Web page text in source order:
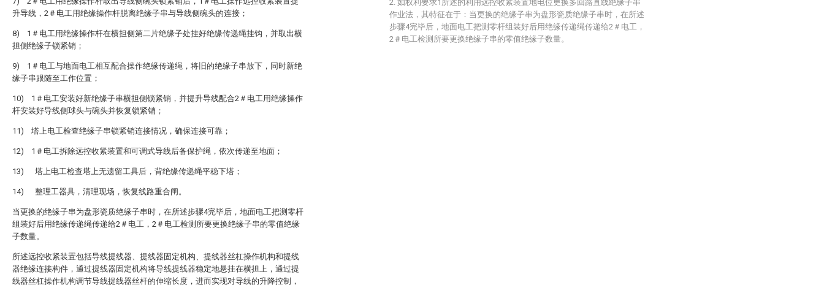
升导线，2＃电工用绝缘操作杆脱离绝缘子串与导线侧碗头的连接；
8) 1＃电工用绝缘操作杆在横担侧第二片绝缘子处挂好绝缘传递绳挂钩，并取出横
担侧绝缘子锁紧销；
9) 1＃电工与地面电工相互配合操作绝缘传递绳，将旧的绝缘子串放下，同时新绝
缘子串跟随至工作位置；
10) 1＃电工安装好新绝缘子串横担侧锁紧销，并提升导线配合2＃电工用绝缘操作
杆安装好导线侧球头与碗头并恢复锁紧销；
11) 塔上电工检查绝缘子串锁紧销连接情况，确保连接可靠；
12) 1＃电工拆除远控收紧装置和可调式导线后备保护绳，依次传递至地面；
13) 塔上电工检查塔上无遗留工具后，背绝缘传递绳平稳下塔；
14) 整理工器具，清理现场，恢复线路重合闸。
当更换的绝缘子串为盘形瓷质绝缘子串时，在所述步骤4完毕后，地面电工把测零杆
组装好后用绝缘传递绳传递给2＃电工，2＃电工检测所要更换绝缘子串的零值绝缘
子数量。
所述远控收紧装置包括导线提线器、提线器固定机构、提线器丝杠操作机构和提线
器绝缘连接构件，通过提线器固定机构将导线提线器稳定地悬挂在横担上，通过提
线器丝杠操作机构调节导线提线器丝杆的伸缩长度，进而实现对导线的升降控制，
2. 如权利要求1所述的利用远控收紧装置地电位更换多回路直线绝缘子串
作业法，其特征在于：当更换的绝缘子串为盘形瓷质绝缘子串时，在所述
步骤4完毕后，地面电工把测零杆组装好后用绝缘传递绳传递给2＃电工，
2＃电工检测所要更换绝缘子串的零值绝缘子数量。